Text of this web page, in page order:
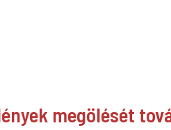
megölését